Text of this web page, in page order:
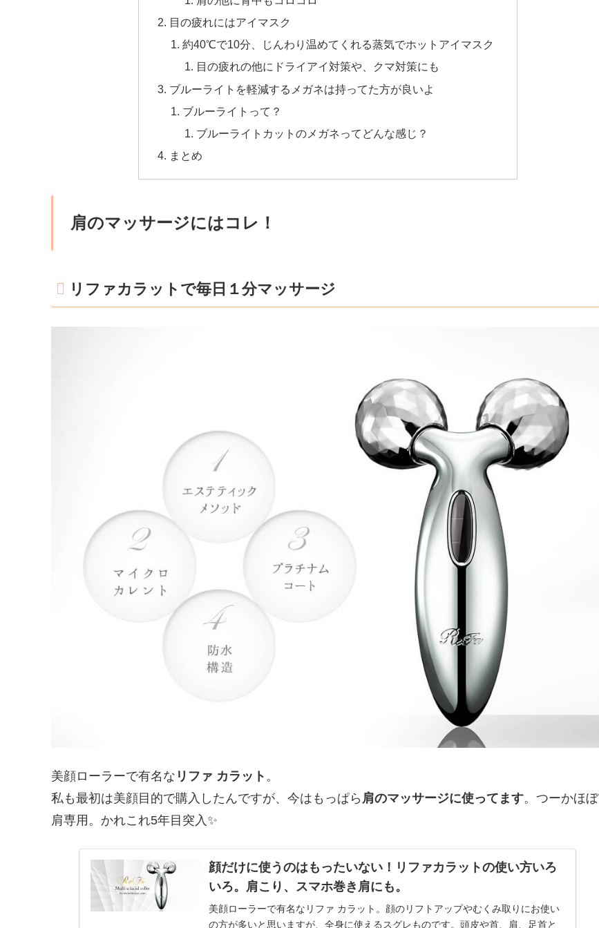
目の疲れにはアイマスク
約40℃で10分、じんわり温めてくれる蒸気でホットアイマスク
目の疲れの他にドライアイ対策や、クマ対策にも
ブルーライトを軽減するメガネは持ってた方が良いよ
ブルーライトって？
ブルーライトカットのメガネってどんな感じ？
まとめ
肩のマッサージにはコレ！
リファカラットで毎日１分マッサージ
美顔ローラーで有名な リファ カラット 。
私も最初は美顔目的で購入したんですが、今はもっぱら 肩のマッサージに使ってます。つーかほぼ
肩専用。かれこれ5年目突入✨
顔だけに使うのはもったいない！リファカラットの使い方いろ
いろ。肩こり、スマホ巻き肩にも。
美顔ローラーで有名なリファ カラット。顔のリフトアップやむくみ取りにお使い
の方が多いと思いますが、全身に使えるスグレものです。頭皮や首、肩、足首と